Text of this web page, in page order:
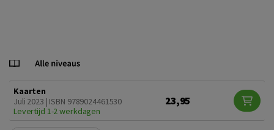
Kaarten
Juli 2023 | ISBN 9789024461530
Levertijd 1-2 werkdagen
23,95